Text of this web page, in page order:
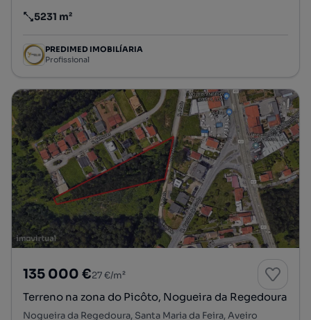
Preço por metro quadrado
5231 m²
PREDIMED IMOBILÍARIA
Profissional
135 000 €27 €/m²
Terreno na zona do Picôto, Nogueira da Regedoura
Nogueira da Regedoura, Santa Maria da Feira, Aveiro